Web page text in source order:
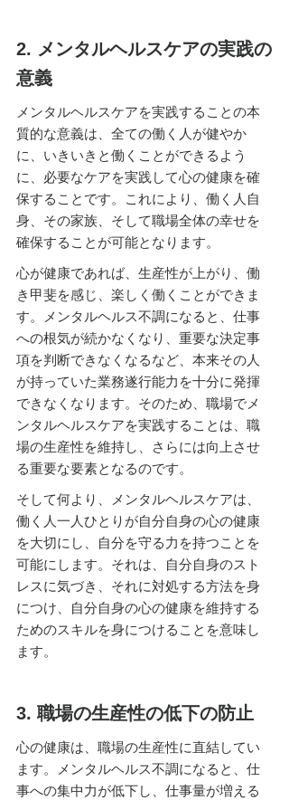
2. メンタルヘルスケアの実践の
意義
メンタルヘルスケアを実践することの本
質的な意義は、全ての働く人が健やか
に、いきいきと働くことができるよう
に、必要なケアを実践して心の健康を確
保することです。これにより、働く人自
身、その家族、そして職場全体の幸せを
確保することが可能となります。
心が健康であれば、生産性が上がり、働
き甲斐を感じ、楽しく働くことができま
す。メンタルヘルス不調になると、仕事
への根気が続かなくなり、重要な決定事
項を判断できなくなるなど、本来その人
が持っていた業務遂行能力を十分に発揮
できなくなります。そのため、職場でメ
ンタルヘルスケアを実践することは、職
場の生産性を維持し、さらには向上させ
る重要な要素となるのです。
そして何より、メンタルヘルスケアは、
働く人一人ひとりが自分自身の心の健康
を大切にし、自分を守る力を持つことを
可能にします。それは、自分自身のスト
レスに気づき、それに対処する方法を身
につけ、自分自身の心の健康を維持する
ためのスキルを身につけることを意味し
ます。
3. 職場の生産性の低下の防止
心の健康は、職場の生産性に直結してい
ます。メンタルヘルス不調になると、仕
事への集中力が低下し、仕事量が増える